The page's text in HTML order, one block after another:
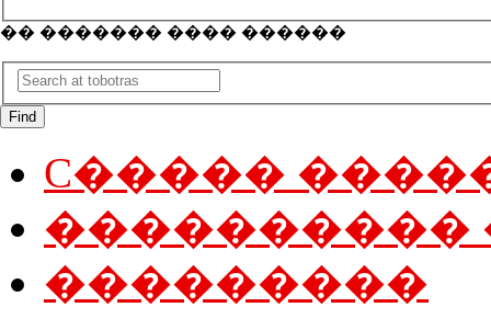
�� ������� ���� ������
Find
C�����
����������
���������